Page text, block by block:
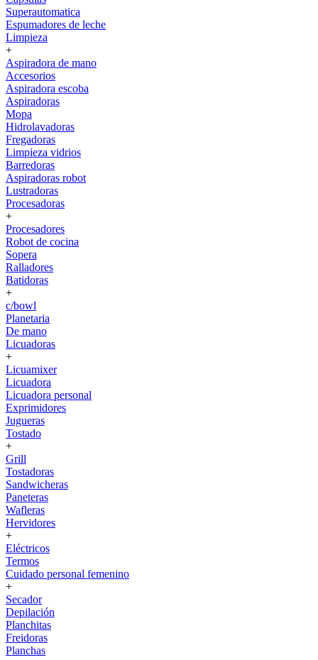
Superautomatica
Espumadores de leche
Limpieza
+
Aspiradora de mano
Accesorios
Aspiradora escoba
Aspiradoras
Mopa
Hidrolavadoras
Fregadoras
Limpieza vidrios
Barredoras
Aspiradoras robot
Lustradoras
Procesadoras
+
Procesadores
Robot de cocina
Sopera
Ralladores
Batidoras
+
c/bowl
Planetaria
De mano
Licuadoras
+
Licuamixer
Licuadora
Licuadora personal
Exprimidores
Jugueras
Tostado
+
Grill
Tostadoras
Sandwicheras
Paneteras
Wafleras
Hervidores
+
Eléctricos
Termos
Cuidado personal femenino
+
Secador
Depilación
Planchitas
Freidoras
Planchas